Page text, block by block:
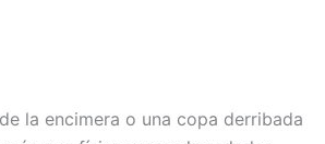
la encimera o una copa derribada